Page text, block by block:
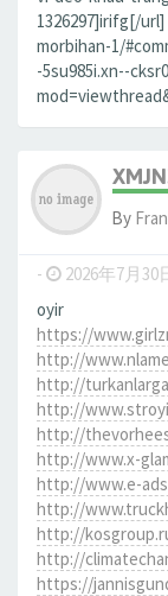
1326297]irifg[/
morbihan-1/
-5su985i.xn--
By
- 2026年7月30
oyir
https://
http://
http://
http://
http://
http://www.x-
http://www.e-
http://
http://
http://
https://